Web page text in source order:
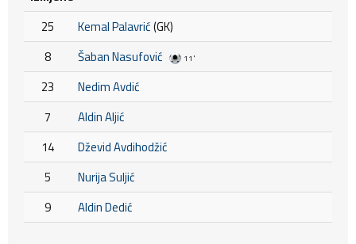
25
Kemal Palavrić(GK)
8
Šaban Nasufović 11'
23
Nedim Avdić
7
Aldin Aljić
14
Dževid Avdihodžić
5
Nurija Suljić
9
Aldin Dedić